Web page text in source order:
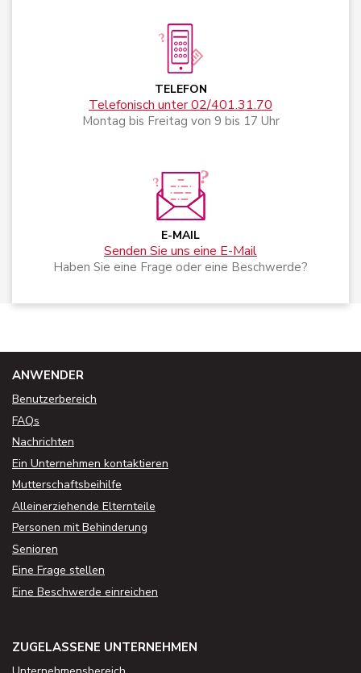
TELEFON
Telefonisch unter 02/401.31.70
Montag bis Freitag von 9 bis 17 Uhr
E-MAIL
Senden Sie uns eine E-Mail
Haben Sie eine Frage oder eine Beschwerde?
ANWENDER
Benutzerbereich
FAQs
Nachrichten
Ein Unternehmen kontaktieren
Mutterschaftsbeihilfe
Alleinerziehende Elternteile
Personen mit Behinderung
Senioren
Eine Frage stellen
Eine Beschwerde einreichen
ZUGELASSENE UNTERNEHMEN